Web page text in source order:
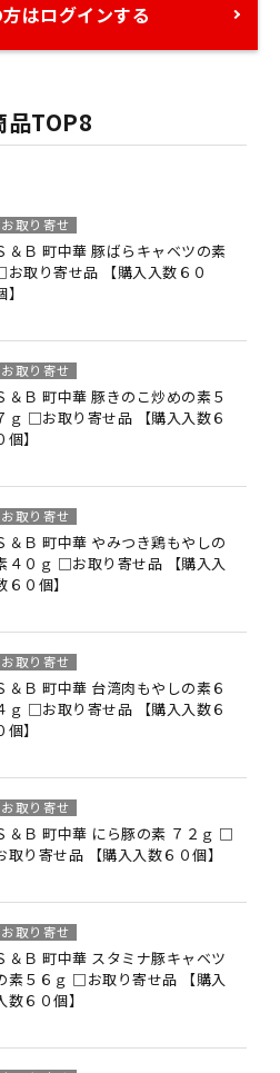
はログインする
品TOP8
＆Ｂ 町中華 豚ばらキャベツの素
取り寄せ品 【購入入数６０
】
お取り寄せ
＆Ｂ 町中華 豚きのこ炒めの素５
ｇ □お取り寄せ品 【購入入数６
個】
お取り寄せ
＆Ｂ 町中華 やみつき鶏もやしの
４０ｇ □お取り寄せ品 【購入入
６０個】
お取り寄せ
＆Ｂ 町中華 台湾肉もやしの素６
ｇ □お取り寄せ品 【購入入数６
個】
お取り寄せ
＆Ｂ 町中華 にら豚の素 ７２ｇ □
取り寄せ品 【購入入数６０個】
お取り寄せ
＆Ｂ 町中華 スタミナ豚キャベツ
素５６ｇ □お取り寄せ品 【購入
数６０個】
お取り寄せ